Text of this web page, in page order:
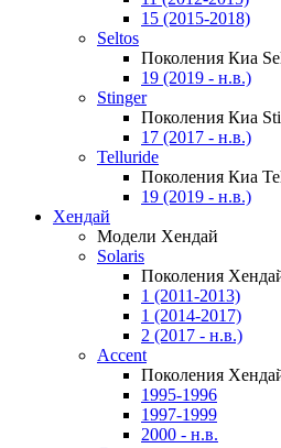
15 (2015-2018)
Seltos
Поколения Киа
19 (2019 - н.в.)
Stinger
Поколения Киа
17 (2017 - н.в.)
Telluride
Поколения Киа
19 (2019 - н.в.)
Хендай
Модели Хендай
Solaris
Поколения
1 (2011-2013)
1 (2014-2017)
2 (2017 - н.в.)
Accent
Поколения
1995-1996
1997-1999
2000 - н.в.